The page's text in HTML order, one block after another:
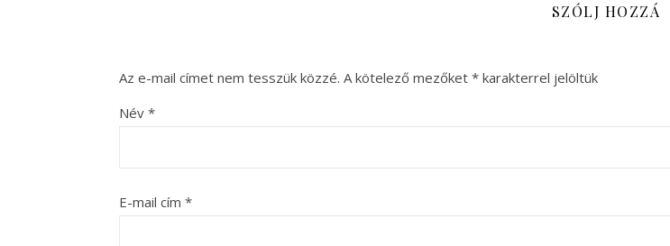
SZÓLJ HOZZÁ
Az e-mail címet nem tesszük közzé. A kötelező mezőket * karakterrel jelöltük
Név *
E-mail cím *